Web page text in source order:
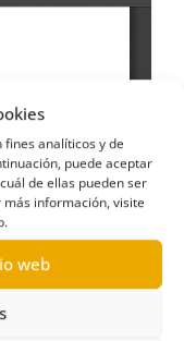
fines analíticos y de
puede aceptar
de ellas pueden ser
información, visite
web